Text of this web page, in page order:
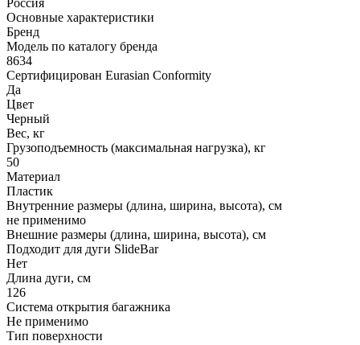
Основные характеристики
Бренд
Модель по каталогу бренда
8634
Сертифицирован Eurasian Conformity
Да
Цвет
Черный
Вес, кг
Грузоподъемность (максимальная нагрузка), кг
50
Материал
Пластик
Внутренние размеры (длина, ширина, высота), см
не применимо
Внешние размеры (длина, ширина, высота), см
Подходит для дуги SlideBar
Нет
Длина дуги, см
126
Система открытия багажника
Не применимо
Тип поверхности